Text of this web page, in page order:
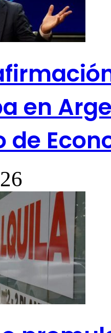
en
de